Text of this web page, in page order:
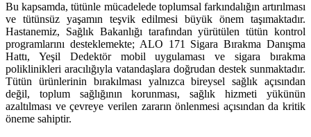
Bu kapsamda, tütünle mücadelede toplumsal farkındalığın artırılması
ve tütünsüz yaşamın teşvik edilmesi büyük önem taşımaktadır.
Hastanemiz, Sağlık Bakanlığı tarafından yürütülen tütün kontrol
programlarını desteklemekte; ALO 171 Sigara Bırakma Danışma
Hattı, Yeşil Dedektör mobil uygulaması ve sigara bırakma
poliklinikleri aracılığıyla vatandaşlara doğrudan destek sunmaktadır.
Tütün ürünlerinin bırakılması yalnızca bireysel sağlık açısından
değil, toplum sağlığının korunması, sağlık hizmeti yükünün
azaltılması ve çevreye verilen zararın önlenmesi açısından da kritik
öneme sahiptir.